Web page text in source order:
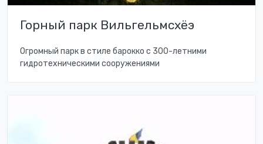
Горный парк Вильгельмсхёэ
Огромный парк в стиле барокко с 300-летними
гидротехническими сооружениями